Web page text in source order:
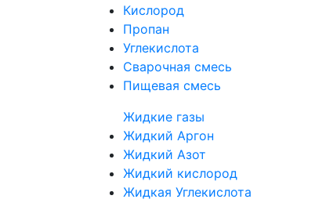
Кислород
Пропан
Углекислота
Сварочная смесь
Пищевая смесь
Жидкие газы
Жидкий Аргон
Жидкий Азот
Жидкий кислород
Жидкая Углекислота